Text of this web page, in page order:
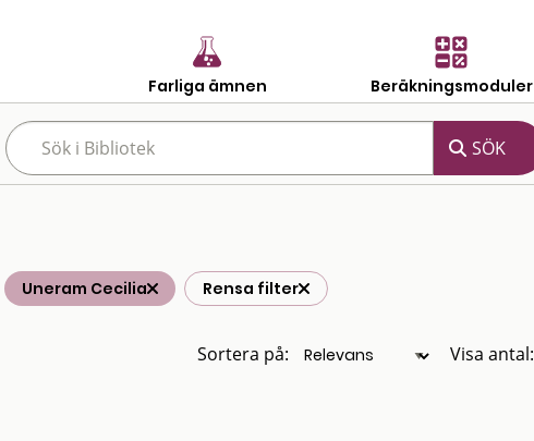
Farliga ämnen Beräkningsmoduler
Uneram Cecilia Rensa filter
Sortera på: Visa antal: